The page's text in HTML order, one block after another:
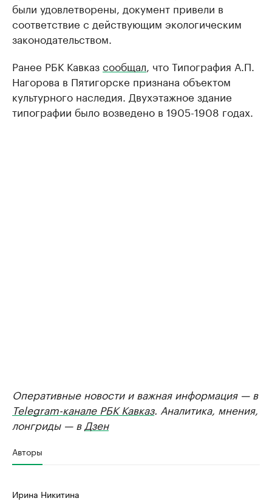
были удовлетворены, документ привели в
соответствие с действующим экологическим
законодательством.
Ранее РБК Кавказсообщал , что Типография А.П.
Нагорова в Пятигорске признана объектом
культурного наследия. Двухэтажное здание
типографии было возведено в 1905-1908 годах.
Оперативные новости и важная информация — в
Telegram-канале РБК Кавказ. Аналитика, мнения,
лонгриды — в Дзен
Авторы
Ирина Никитина